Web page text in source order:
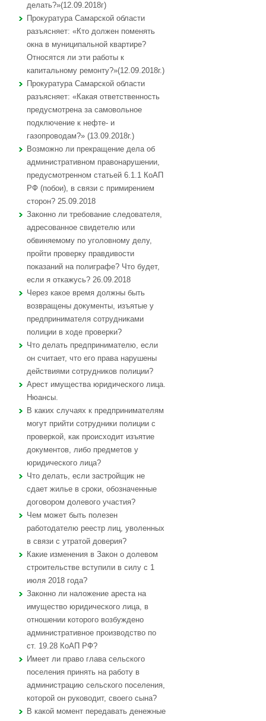
делать?»(12.09.2018г)
Прокуратура Самарской области
разъясняет: «Кто должен поменять
окна в муниципальной квартире?
Относятся ли эти работы к
капитальному ремонту?»(12.09.2018г.)
Прокуратура Самарской области
разъясняет: «Какая ответственность
предусмотрена за самовольное
подключение к нефте- и
газопроводам?» (13.09.2018г.)
Возможно ли прекращение дела об
административном правонарушении,
предусмотренном статьей 6.1.1 КоАП
РФ (побои), в связи с примирением
сторон? 25.09.2018
Законно ли требование следователя,
адресованное свидетелю или
обвиняемому по уголовному делу,
пройти проверку правдивости
показаний на полиграфе? Что будет,
если я откажусь? 26.09.2018
Через какое время должны быть
возвращены документы, изъятые у
предпринимателя сотрудниками
полиции в ходе проверки?
Что делать предпринимателю, если
он считает, что его права нарушены
действиями сотрудников полиции?
Арест имущества юридического лица.
Нюансы.
В каких случаях к предпринимателям
могут прийти сотрудники полиции с
проверкой, как происходит изъятие
документов, либо предметов у
юридического лица?
Что делать, если застройщик не
сдает жилье в сроки, обозначенные
договором долевого участия?
Чем может быть полезен
работодателю реестр лиц, уволенных
в связи с утратой доверия?
Какие изменения в Закон о долевом
строительстве вступили в силу с 1
июля 2018 года?
Законно ли наложение ареста на
имущество юридического лица, в
отношении которого возбуждено
административное производство по
ст. 19.28 КоАП РФ?
Имеет ли право глава сельского
поселения принять на работу в
администрацию сельского поселения,
которой он руководит, своего сына?
В какой момент передавать денежные